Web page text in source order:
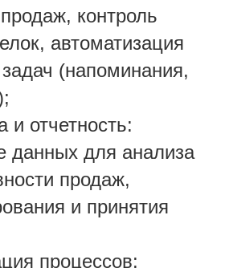
контроль
автоматизация
(напоминания,
и отчетность:
данных для анализа
продаж,
и принятия
процессов: